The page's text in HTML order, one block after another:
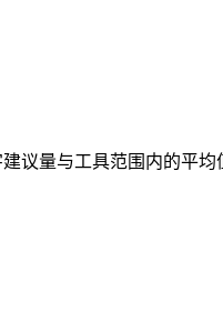
议量与工具范围内的平均